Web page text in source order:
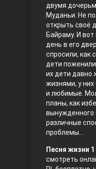
Воскресший
двумя
Муданьи. Не
открыть своё
Байраму. И
день в его
спросили, как
дети
их дети давно
жизнями, у
и любимые.
планы, как
вынужденного
различные
проблемы...
Песня жизни 1
смотреть